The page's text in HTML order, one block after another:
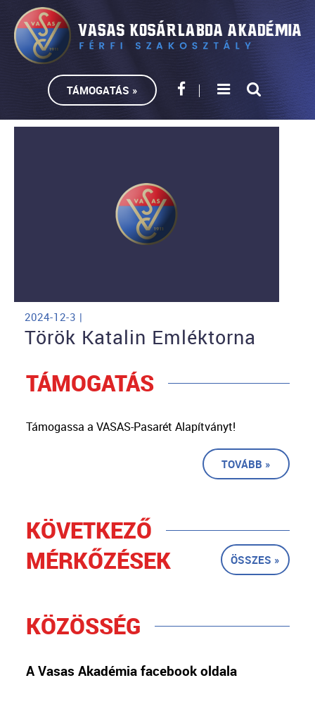
TÁMOGATÁS »
2024-12-3 |
Török Katalin Emléktorna
TÁMOGATÁS
Támogassa a VASAS-Pasarét Alapítványt!
TOVÁBB »
KÖVETKEZŐ
MÉRKŐZÉSEK
ÖSSZES »
KÖZÖSSÉG
A Vasas Akadémia facebook oldala